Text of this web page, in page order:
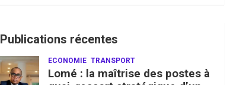
Publications récentes
ECONOMIE TRANSPORT
Lomé : la maîtrise des postes à